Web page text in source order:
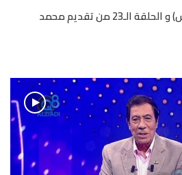
فيديو: برنامج (إربح مع ألويس) و الحلقة الـ23 من تقديم محمد